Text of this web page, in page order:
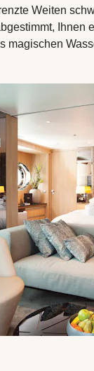
Weiten
Ihnen
magischen